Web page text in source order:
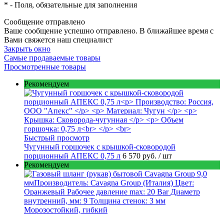
* - Поля, обязательные для заполнения
Сообщение отправлено
Ваше сообщение успешно отправлено. В ближайшее время с
Вами свяжется наш специалист
Закрыть окно
Самые продаваемые товары
Просмотренные товары
Рекомендуем
Быстрый просмотр
Чугунный горшочек с крышкой-сковородой
порционный АПЕКС 0,75 л 6 570 руб. / шт
Рекомендуем